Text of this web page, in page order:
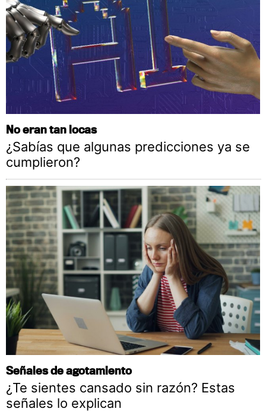
No eran tan locas
¿Sabías que algunas predicciones ya se
cumplieron?
Señales de agotamiento
¿Te sientes cansado sin razón? Estas
señales lo explican